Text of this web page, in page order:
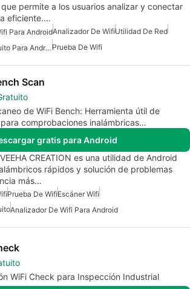
permite a los usuarios analizar y conectar
eficiente.…
Para AndroidAnalizador De WifiUtilidad De Red
Analizador De Wifi Gratuito Para Android Prueba De Wifi
Scan
de WiFi Bench: Herramienta útil de
comprobaciones inalámbricas
gratis para Android
CREATION es una utilidad de Android
rápidos y solución de problemas
más…
Prueba De WifiEscáner Wifi
Analizador De Wifi Para Android
WiFi Check para Inspección Industrial